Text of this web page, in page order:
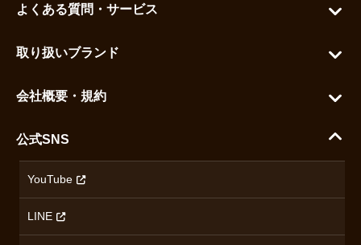
お気に入りを見る
よくある質問・サービス
ご利用ガイド
配送・送料について
ハラダの保証とアフターサービス
取り扱いブランド
セイコー
カシオ
オリエントスター
会社概要・規約
沿革
公式SNS
YouTube
LINE